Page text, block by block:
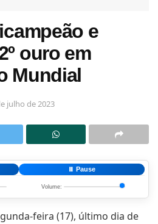
e
ouro em
Mundial
julho de 2023
⏸️ Pause
Volume:
feira (17), último dia de